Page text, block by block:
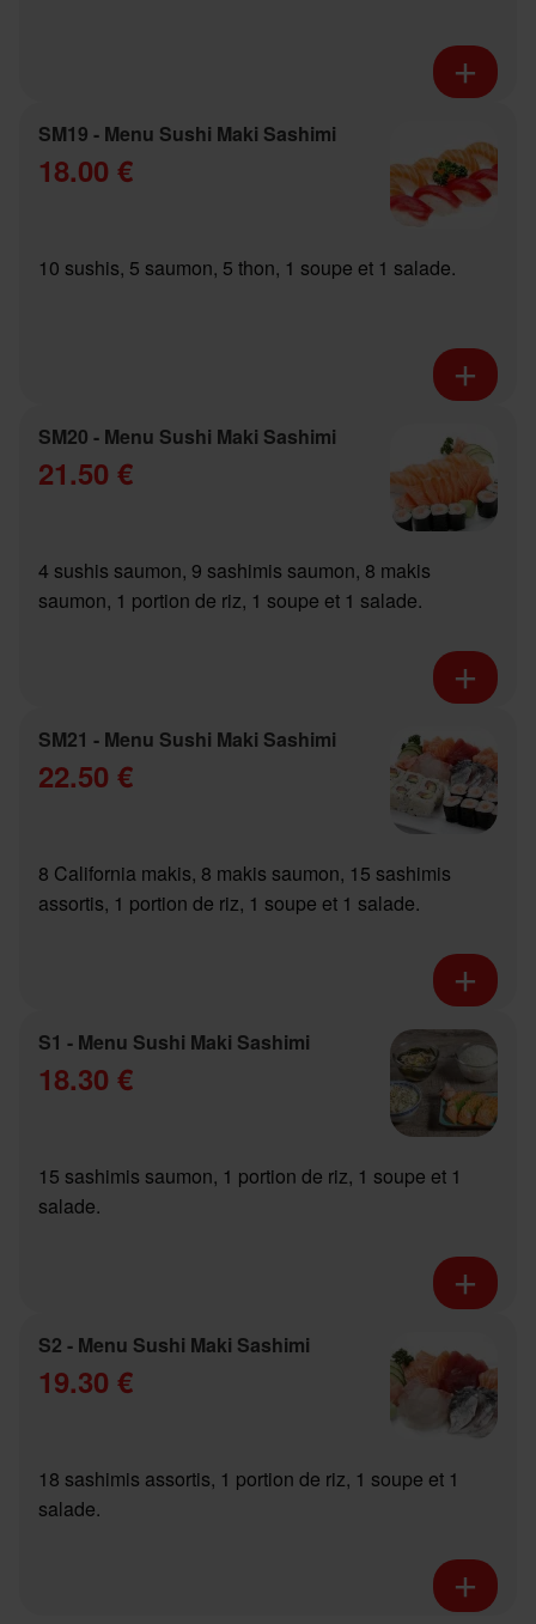
SM19 - Menu Sushi Maki Sashimi
18.00 €
10 sushis, 5 saumon, 5 thon, 1 soupe et 1 salade.
SM20 - Menu Sushi Maki Sashimi
21.50 €
4 sushis saumon, 9 sashimis saumon, 8 makis
saumon, 1 portion de riz, 1 soupe et 1 salade.
SM21 - Menu Sushi Maki Sashimi
22.50 €
8 California makis, 8 makis saumon, 15 sashimis
assortis, 1 portion de riz, 1 soupe et 1 salade.
S1 - Menu Sushi Maki Sashimi
18.30 €
15 sashimis saumon, 1 portion de riz, 1 soupe et 1
salade.
S2 - Menu Sushi Maki Sashimi
19.30 €
18 sashimis assortis, 1 portion de riz, 1 soupe et 1
salade.